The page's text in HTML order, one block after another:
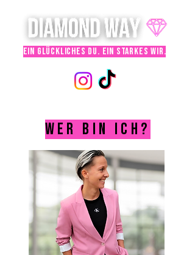
ein glückliches du. ein starkes wir.
WER BIN ICH?